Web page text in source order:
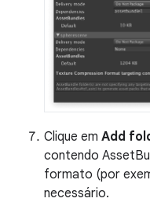
Clique em Add
contendo
formato (por
necessário.